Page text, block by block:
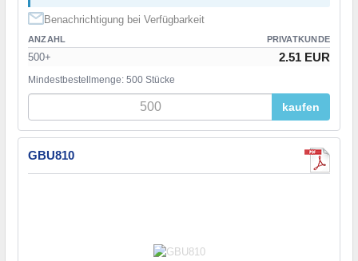
Benachrichtigung bei Verfügbarkeit
ANZAHL PRIVATKUNDE
500+ 2.51 EUR
Mindestbestellmenge: 500 Stücke
kaufen
GBU810